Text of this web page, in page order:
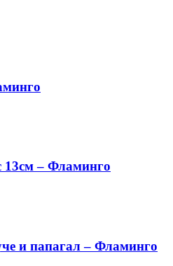
13см – Фламинго
и папагал – Фламинго